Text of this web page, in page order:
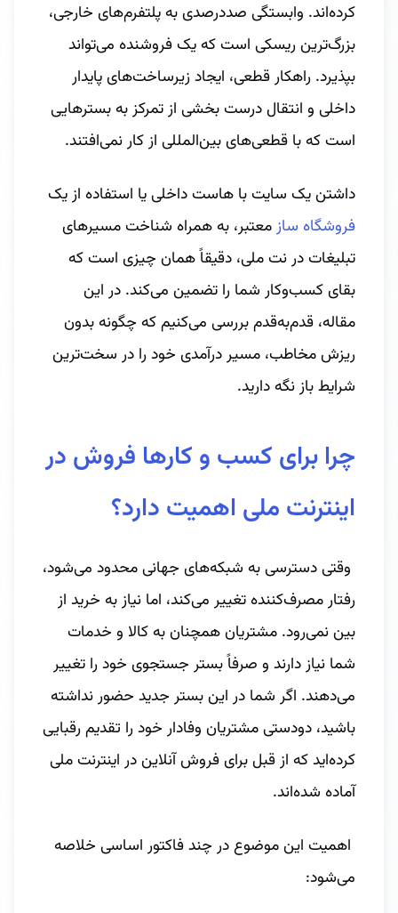
کرده‌اند. وابستگی صددرصدی به پلتفرم‌های خارجی،
بزرگ‌ترین ریسکی است که یک فروشنده می‌تواند
بپذیرد. راهکار قطعی، ایجاد زیرساخت‌های پایدار
داخلی و انتقال درست بخشی از تمرکز به بسترهایی
است که با قطعی‌های بین‌المللی از کار نمی‌افتند.
داشتن یک سایت با هاست داخلی یا استفاده از یک
فروشگاه ساز معتبر، به همراه شناخت مسیرهای
تبلیغات در نت ملی، دقیقاً همان چیزی است که
بقای کسب‌وکار شما را تضمین می‌کند. در این
مقاله، قدم‌به‌قدم بررسی می‌کنیم که چگونه بدون
ریزش مخاطب، مسیر درآمدی خود را در سخت‌ترین
شرایط باز نگه دارید.
چرا برای کسب و کارها فروش در
اینترنت ملی اهمیت دارد؟
وقتی دسترسی به شبکه‌های جهانی محدود می‌شود،
رفتار مصرف‌کننده تغییر می‌کند، اما نیاز به خرید از
بین نمی‌رود. مشتریان همچنان به کالا و خدمات
شما نیاز دارند و صرفاً بستر جستجوی خود را تغییر
می‌دهند. اگر شما در این بستر جدید حضور نداشته
باشید، دودستی مشتریان وفادار خود را تقدیم رقبایی
کرده‌اید که از قبل برای فروش آنلاین در اینترنت ملی
آماده شده‌اند.
اهمیت این موضوع در چند فاکتور اساسی خلاصه
می‌شود: